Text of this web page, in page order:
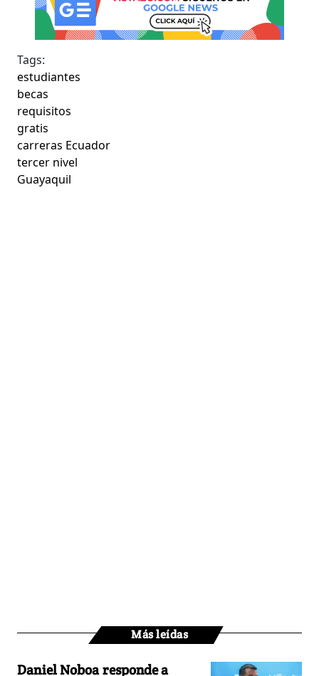
Tags:
estudiantes
becas
requisitos
gratis
carreras Ecuador
tercer nivel
Guayaquil
Más leídas
Daniel Noboa responde a